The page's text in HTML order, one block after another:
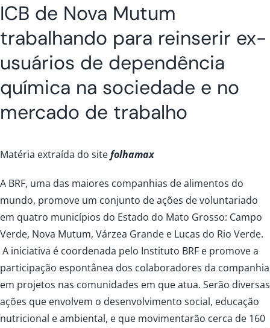
ICB de Nova Mutum
trabalhando para reinserir ex-
usuários de dependência
química na sociedade e no
mercado de trabalho
Matéria extraída do sitefolhamax
A BRF, uma das maiores companhias de alimentos do
mundo, promove um conjunto de ações de voluntariado
em quatro municípios do Estado do Mato Grosso: Campo
Verde, Nova Mutum, Várzea Grande e Lucas do Rio Verde.
A iniciativa é coordenada pelo Instituto BRF e promove a
participação espontânea dos colaboradores da companhia
em projetos nas comunidades em que atua. Serão diversas
ações que envolvem o desenvolvimento social, educação
nutricional e ambiental, e que movimentarão cerca de 160